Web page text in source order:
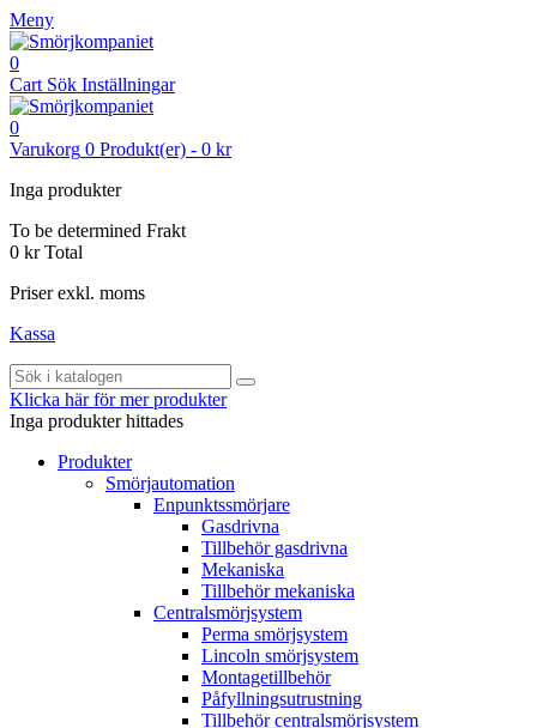
Meny
0
Cart Sök Inställningar
0
Varukorg 0 Produkt(er) - 0 kr
Inga produkter
To be determined Frakt
0 kr Total
Priser exkl. moms
Kassa
Klicka här för mer produkter
Inga produkter hittades
Produkter
Smörjautomation
Enpunktssmörjare
Gasdrivna
Tillbehör gasdrivna
Mekaniska
Tillbehör mekaniska
Centralsmörjsystem
Perma smörjsystem
Lincoln smörjsystem
Montagetillbehör
Påfyllningsutrustning
Tillbehör centralsmörjsystem